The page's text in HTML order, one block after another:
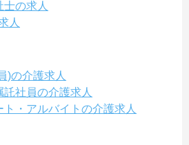
の求人
人
)の介護求人
社員の介護求人
・アルバイトの介護求人